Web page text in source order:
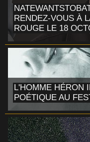
RENDEZ-VOUS À
ROUGE LE 18
L'HOMME HÉRON
POÉTIQUE AU